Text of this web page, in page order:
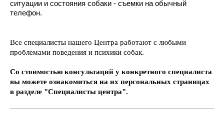
ситуации и состояния собаки - съемки на обычный
телефон.
Все специалисты нашего Центра работают с любыми
проблемами поведения и психики собак.
Со стоимостью консультаций у конкретного специалиста
вы можете ознакомиться на их персональных страницах
в разделе "Специалисты центра".